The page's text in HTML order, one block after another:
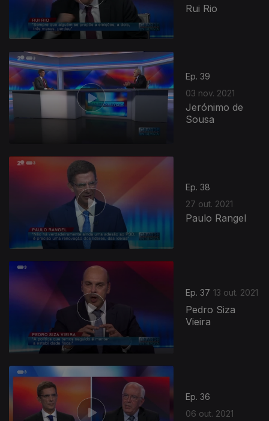
Rui Rio
Ep. 39
03 nov. 2021
Jerónimo de
Sousa
Ep. 38
27 out. 2021
Paulo Rangel
Ep. 37 13 out. 2021
Pedro Siza
Vieira
Ep. 36
06 out. 2021
571727